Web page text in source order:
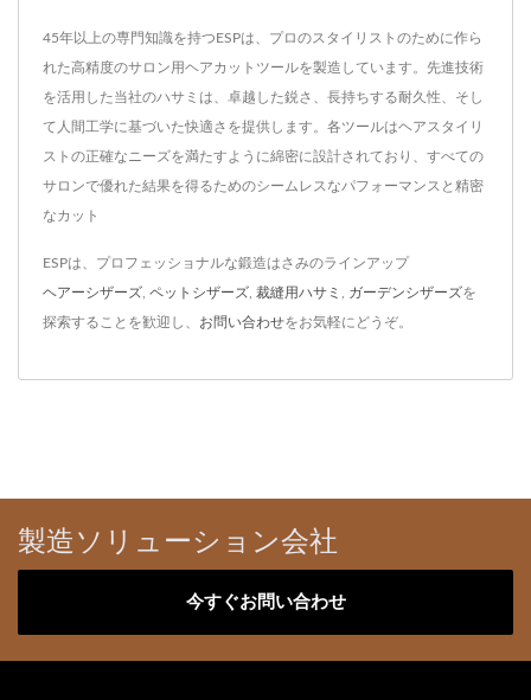
45年以上の専門知識を持つESPは、プロのスタイリストのために作ら
れた高精度のサロン用ヘアカットツールを製造しています。先進技術
を活用した当社のハサミは、卓越した鋭さ、長持ちする耐久性、そし
て人間工学に基づいた快適さを提供します。各ツールはヘアスタイリ
ストの正確なニーズを満たすように綿密に設計されており、すべての
サロンで優れた結果を得るためのシームレスなパフォーマンスと精密
なカット
ESPは、プロフェッショナルな鍛造はさみのラインアップ
ヘアーシザーズ ペットシザーズ 裁縫用ハサミ ガーデンシザーズを
探索することを歓迎し、 お問い合わせをお気軽にどうぞ。
製造ソリューション会社
今すぐお問い合わせ